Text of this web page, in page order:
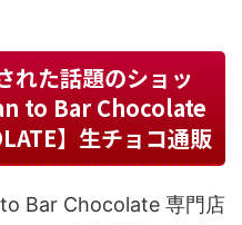
れた話題のショッ
to Bar Chocolate
】生チョコ通販
Bar Chocolate 専門店